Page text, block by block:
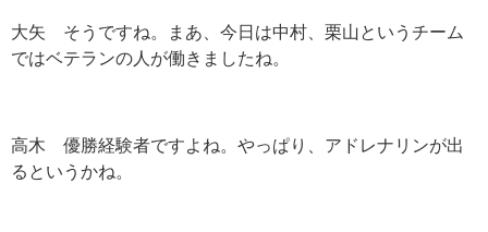
大矢 そうですね。まあ、今日は中村、栗山というチーム
ではベテランの人が働きましたね。
高木 優勝経験者ですよね。やっぱり、アドレナリンが出
るというかね。